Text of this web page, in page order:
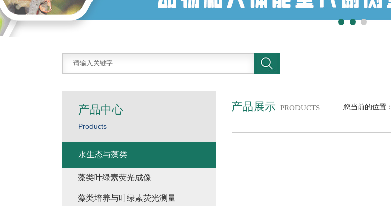
产品展示 PRODUCTS 您当前的位置：
产品中心
Products
水生态与藻类
藻类叶绿素荧光成像
藻类培养与叶绿素荧光测量